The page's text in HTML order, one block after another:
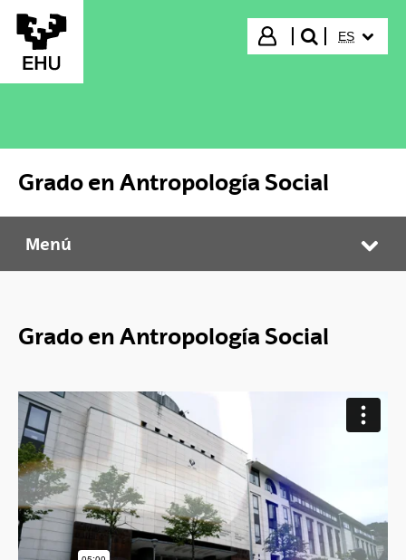
Saltar al contenido principal
Iniciar sesión
buscar"
ES
Grado en Antropología Social
Grado en Antropología Social
Menú
Grado en Antropología Social